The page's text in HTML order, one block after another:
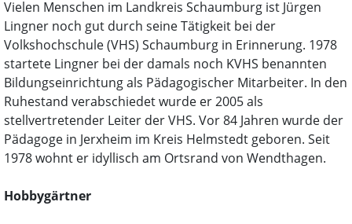
Vielen Menschen im Landkreis Schaumburg ist Jürgen
Lingner noch gut durch seine Tätigkeit bei der
Volkshochschule (VHS) Schaumburg in Erinnerung. 1978
startete Lingner bei der damals noch KVHS benannten
Bildungseinrichtung als Pädagogischer Mitarbeiter. In den
Ruhestand verabschiedet wurde er 2005 als
stellvertretender Leiter der VHS. Vor 84 Jahren wurde der
Pädagoge in Jerxheim im Kreis Helmstedt geboren. Seit
1978 wohnt er idyllisch am Ortsrand von Wendthagen.
Hobbygärtner